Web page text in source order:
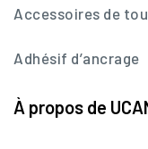
Accessoires de
Adhésif d’ancrage
À propos de